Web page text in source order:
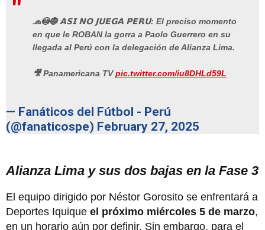
🧢😳🔵 𝗔𝗦𝗜 𝗡𝗢 𝗝𝗨𝗘𝗚𝗔 𝗣𝗘𝗥𝗨: El preciso momento
en que le ROBAN la gorra a Paolo Guerrero en su
llegada al Perú con la delegación de Alianza Lima.
🎥 Panamericana TVpic.twitter.com/iu8DHLd59L
— Fanáticos del Fútbol - Perú
(@fanaticospe) February 27, 2025
Alianza Lima y sus dos bajas en la Fase 3
El equipo dirigido por Néstor Gorosito se enfrentará a
Deportes Iquique el próximo miércoles 5 de marzo,
en un horario aún por definir. Sin embargo, para el